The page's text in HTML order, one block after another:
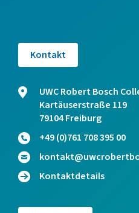
Kontakt
UWC Robert Bosch
Kartäuserstraße 119
79104 Freiburg
+49 (0)761 708 395 00
Kontaktdetails